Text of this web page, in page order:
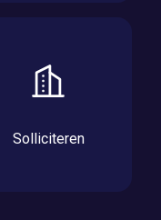
Solliciteren